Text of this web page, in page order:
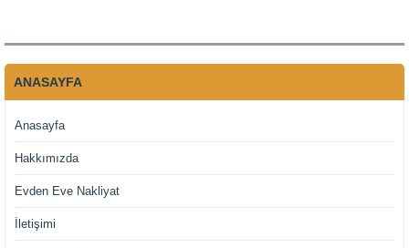
ANASAYFA
Anasayfa
Hakkımızda
Evden Eve Nakliyat
İletişimi